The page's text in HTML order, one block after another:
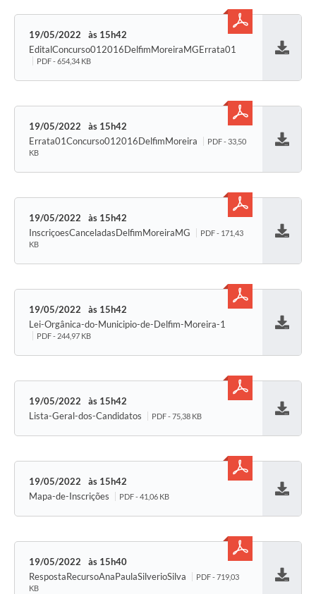
19/05/2022
15h42
EditalConcurso012016DelfimMoreiraMGErrata01
PDF - 654,34 KB
19/05/2022
15h42
Errata01Concurso012016DelfimMoreira
PDF - 33,50
KB
19/05/2022
15h42
InscriçoesCanceladasDelfimMoreiraMG
PDF - 171,43
KB
19/05/2022
15h42
Lei-Orgânica-do-Municipio-de-Delfim-Moreira-1
PDF - 244,97 KB
19/05/2022
15h42
Lista-Geral-dos-Candidatos
PDF - 75,38 KB
19/05/2022
15h42
Mapa-de-Inscrições
PDF - 41,06 KB
19/05/2022
15h40
RespostaRecursoAnaPaulaSilverioSilva
PDF - 719,03
KB